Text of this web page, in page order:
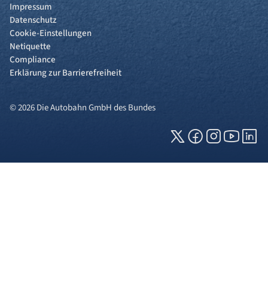
Impressum
Datenschutz
Cookie-Einstellungen
Netiquette
Compliance
Erklärung zur Barrierefreiheit
© 2026 Die Autobahn GmbH des Bundes